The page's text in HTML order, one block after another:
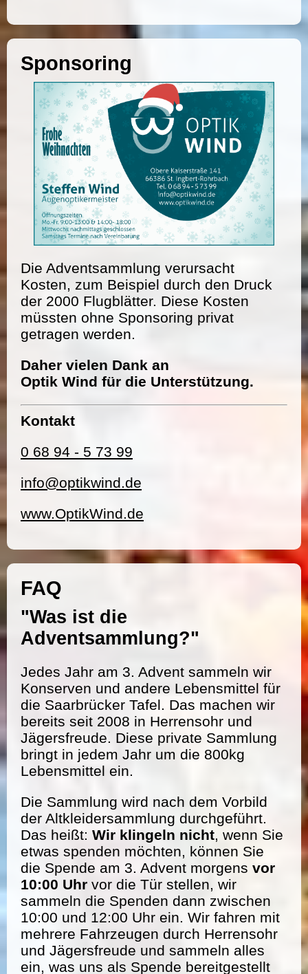
Sponsoring
Die Adventsammlung verursacht
Kosten, zum Beispiel durch den Druck
der 2000 Flugblätter. Diese Kosten
müssten ohne Sponsoring privat
getragen werden.
Daher vielen Dank an
Optik Wind für die Unterstützung.
Kontakt
0 68 94 - 5 73 99
info@optikwind.de
www.OptikWind.de
FAQ
"Was ist die
Adventsammlung?"
Jedes Jahr am 3. Advent sammeln wir
Konserven und andere Lebensmittel für
die Saarbrücker Tafel. Das machen wir
bereits seit 2008 in Herrensohr und
Jägersfreude. Diese private Sammlung
bringt in jedem Jahr um die 800kg
Lebensmittel ein.
Die Sammlung wird nach dem Vorbild
der Altkleidersammlung durchgeführt.
Das heißt: Wir klingeln nicht, wenn Sie
etwas spenden möchten, können Sie
die Spende am 3. Advent morgens vor
10:00 Uhr vor die Tür stellen, wir
sammeln die Spenden dann zwischen
10:00 und 12:00 Uhr ein. Wir fahren mit
mehrere Fahrzeugen durch Herrensohr
und Jägersfreude und sammeln alles
ein, was uns als Spende bereitgestellt